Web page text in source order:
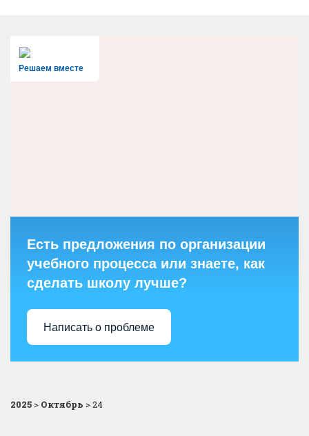
Решаем вместе
Есть предложения по организации
учебного процесса или знаете, как
сделать школу лучше?
Написать о проблеме
2025 > Октябрь >24